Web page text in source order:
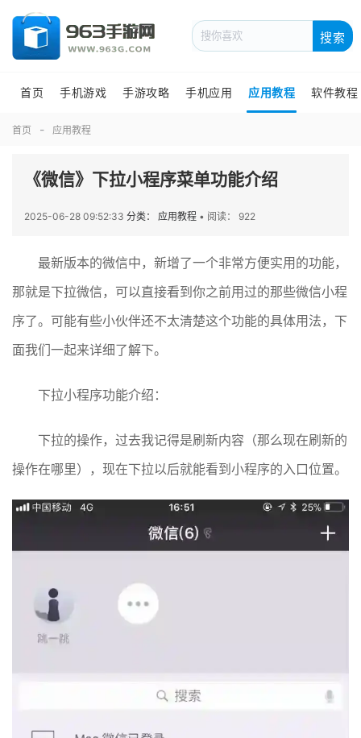
搜索
首页 手机游戏 手游攻略 手机应用 应用教程 软件教程
首页 应用教程
《微信》下拉小程序菜单功能介绍
2025-06-28 09:52:33 分类： 应用教程 • 阅读： 922
最新版本的微信中，新增了一个非常方便实用的功能，
那就是下拉微信，可以直接看到你之前用过的那些微信小程
序了。可能有些小伙伴还不太清楚这个功能的具体用法，下
面我们一起来详细了解下。
下拉小程序功能介绍：
下拉的操作，过去我记得是刷新内容（那么现在刷新的
操作在哪里），现在下拉以后就能看到小程序的入口位置。